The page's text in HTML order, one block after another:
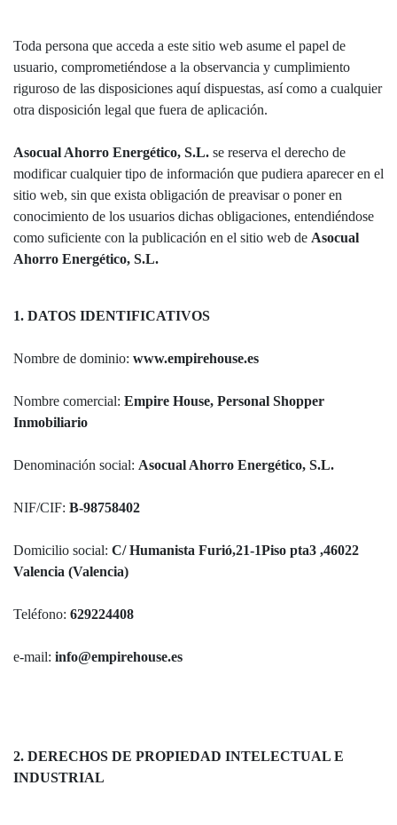
Toda persona que acceda a este sitio web asume el papel de
usuario, comprometiéndose a la observancia y cumplimiento
riguroso de las disposiciones aquí dispuestas, así como a cualquier
otra disposición legal que fuera de aplicación.
Asocual Ahorro Energético, S.L. se reserva el derecho de
modificar cualquier tipo de información que pudiera aparecer en el
sitio web, sin que exista obligación de preavisar o poner en
conocimiento de los usuarios dichas obligaciones, entendiéndose
como suficiente con la publicación en el sitio web de Asocual
Ahorro Energético, S.L.
1. DATOS IDENTIFICATIVOS
Nombre de dominio: www.empirehouse.es
Nombre comercial: Empire House, Personal Shopper
Inmobiliario
Denominación social: Asocual Ahorro Energético, S.L.
NIF/CIF: B-98758402
Domicilio social: C/ Humanista Furió,21-1Piso pta3 ,46022
Valencia (Valencia)
Teléfono: 629224408
e-mail: info@empirehouse.es
2. DERECHOS DE PROPIEDAD INTELECTUAL E
INDUSTRIAL